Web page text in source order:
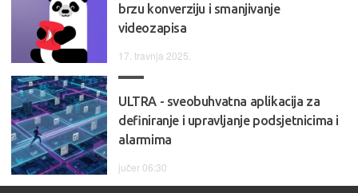
brzu konverziju i smanjivanje
videozapisa
17. travnja 2025.
ULTRA - sveobuhvatna aplikacija za
definiranje i upravljanje podsjetnicima i
alarmima
jučer 06:30